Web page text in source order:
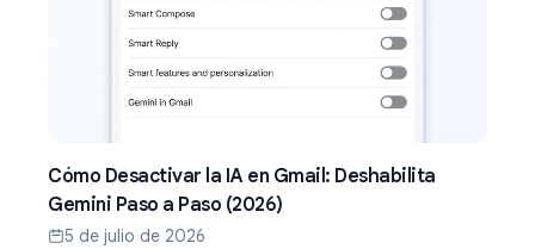
Cómo Desactivar la IA en Gmail: Deshabilita
Gemini Paso a Paso (2026)
5 de julio de 2026